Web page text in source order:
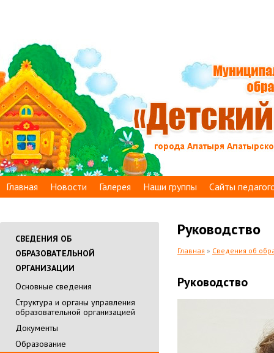
Главная Новости Галерея Наши группы Сайты
СВЕДЕНИЯ ОБ
ОБРАЗОВАТЕЛЬНОЙ
ОРГАНИЗАЦИИ
Основные сведения
Cтруктура и органы управления
образовательной организацией
Документы
Образование
Руководство
Главная » Сведения об
Руководство